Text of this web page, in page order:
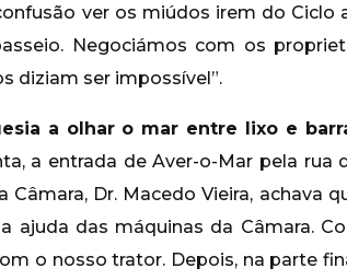
ver os miúdos irem do Ciclo
Negociámos com os
diziam ser impossível”.
a olhar o mar entre lixo e
a entrada de Aver-o-Mar pela rua
Dr. Macedo Vieira, achava
ajuda das máquinas da Câmara.
o nosso trator. Depois, na parte